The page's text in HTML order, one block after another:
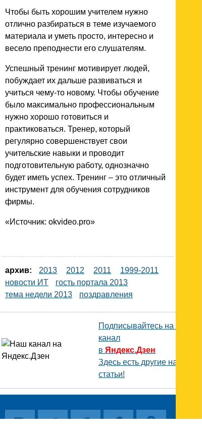
Чтобы быть хорошим учителем нужно
отлично разбираться в теме изучаемого
материала и уметь просто, интересно и
весело преподнести его слушателям.
Успешный тренинг мотивирует людей,
побуждает их дальше развиваться и
учиться чему-то новому. Чтобы обучение
было максимально профессиональным
нужно хорошо готовиться и
практиковаться. Тренер, который
регулярно совершенствует свои
учительские навыки и проводит
подготовительную работу, однозначно
будет иметь успех. Тренинг – это отличный
инструмент для обучения сотрудников
фирмы.
«Источник: okvideo.pro»
архив: 2013 2012 2011
1999-2011
новости ИТ
гость портала 2013
тема недели 2013
поздравления
Подписывайтесь на наш
канал
в Яндекс.Дзен
Здесь есть другие наши
статьи!